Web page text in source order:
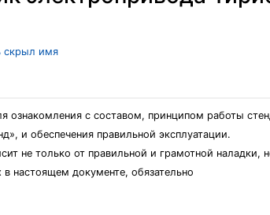
скрыл имя
ознакомления с составом, принципом работы
и обеспечения правильной эксплуатации.
не только от правильной и грамотной наладки,
настоящем документе, обязательно